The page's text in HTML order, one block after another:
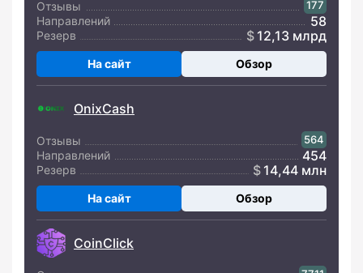
Отзывы 177
Направлений 58
Резерв 12,13 млрд
На сайт Обзор
OnixCash
Отзывы 564
Направлений 454
Резерв 14,44 млн
На сайт Обзор
CoinClick